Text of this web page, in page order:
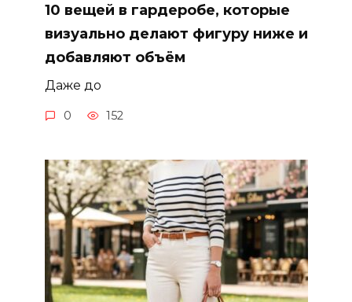
10 вещей в гардеробе, которые
визуально делают фигуру ниже и
добавляют объём
Даже до
0 152